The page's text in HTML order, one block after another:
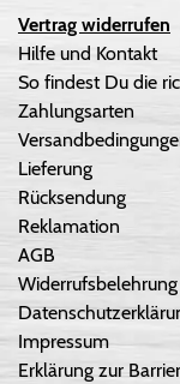
Vertrag widerrufen
Hilfe und Kontakt
So findest Du die
Zahlungsarten
Lieferung
Rücksendung
Reklamation
AGB
Widerrufsbelehrung
Impressum
Erklärung zur